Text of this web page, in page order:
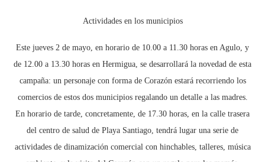
Actividades en los municipios
Este jueves 2 de mayo, en horario de 10.00 a 11.30 horas en Agulo, y
de 12.00 a 13.30 horas en Hermigua, se desarrollará la novedad de esta
campaña: un personaje con forma de Corazón estará recorriendo los
comercios de estos dos municipios regalando un detalle a las madres.
En horario de tarde, concretamente, de 17.30 horas, en la calle trasera
del centro de salud de Playa Santiago, tendrá lugar una serie de
actividades de dinamización comercial con hinchables, talleres, música